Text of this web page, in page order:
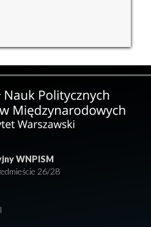
WNPISM
26/28